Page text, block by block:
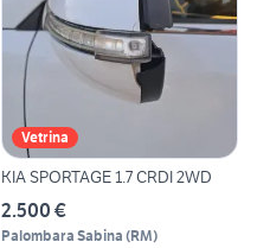
Vetrina
KIA SPORTAGE 1.7 CRDI 2WD
2.500 €
Palombara Sabina (RM)